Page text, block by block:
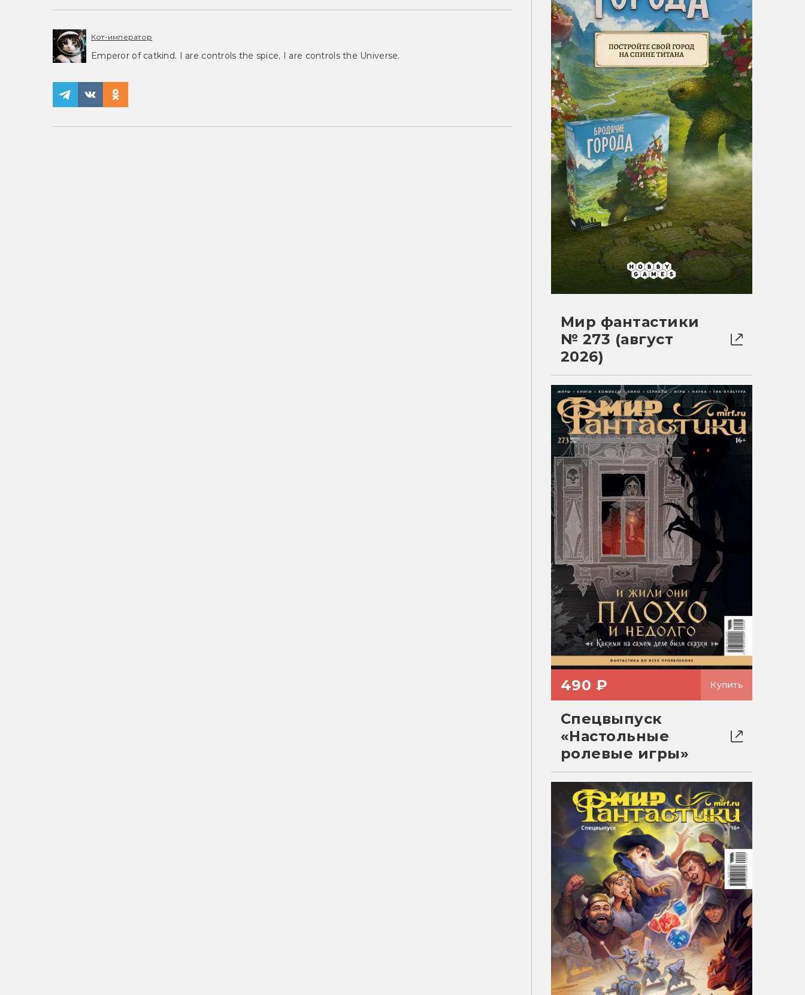
Кот-император
Emperor of catkind. I are controls the spice, I are controls the Universe.
Мир фантастики
№ 273 (август
2026)
490 ₽ Купить
Спецвыпуск
«Настольные
ролевые игры»